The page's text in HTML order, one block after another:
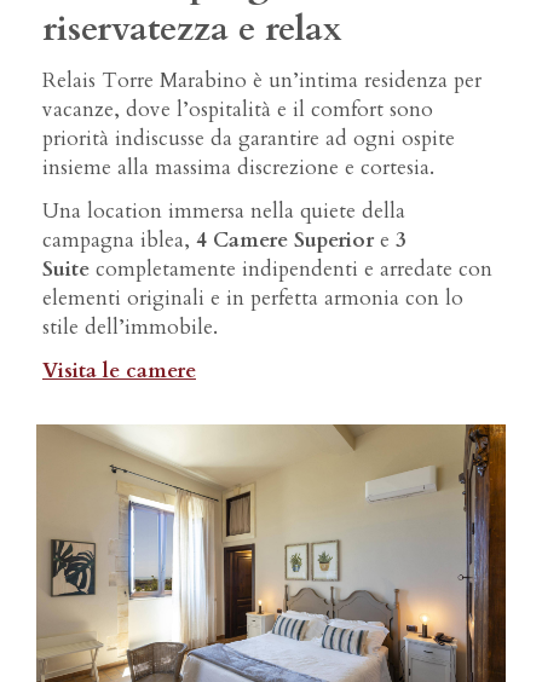
riservatezza e relax
Relais Torre Marabino è un’intima residenza per
vacanze, dove l’ospitalità e il comfort sono
priorità indiscusse da garantire ad ogni ospite
insieme alla massima discrezione e cortesia.
Una location immersa nella quiete della
campagna iblea, 4 Camere Superior e 3
Suite completamente indipendenti e arredate con
elementi originali e in perfetta armonia con lo
stile dell’immobile.
Visita le camere